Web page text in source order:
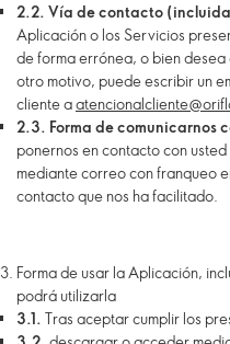
2.2. Vía de contacto
Aplicación o los Servicios
de forma errónea, o bien
otro motivo, puede escribir un
cliente a
2.3. Forma de comunicarnos
ponernos en contacto con
mediante correo con franqueo
contacto que nos ha facilitado.
Forma de usar la Aplicación,
podrá utilizarla
3.1. Tras aceptar cumplir los